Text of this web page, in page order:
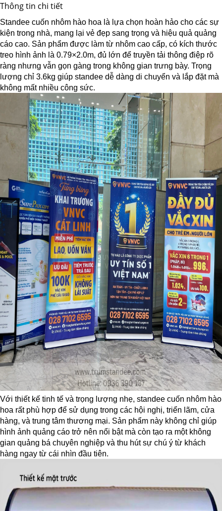
Thông tin chi tiết
Standee cuốn nhôm hào hoa là lựa chọn hoàn hảo cho các sự
kiện trong nhà, mang lại vẻ đẹp sang trọng và hiệu quả quảng
cáo cao. Sản phẩm được làm từ nhôm cao cấp, có kích thước
treo hình ảnh là 0.79×2.0m, đủ lớn để truyền tải thông điệp rõ
ràng nhưng vẫn gọn gàng trong không gian trưng bày. Trọng
lượng chỉ 3.6kg giúp standee dễ dàng di chuyển và lắp đặt mà
không mất nhiều công sức.
Với thiết kế tinh tế và trọng lượng nhẹ, standee cuốn nhôm hào
hoa rất phù hợp để sử dụng trong các hội nghị, triển lãm, cửa
hàng, và trung tâm thương mại. Sản phẩm này không chỉ giúp
hình ảnh quảng cáo trở nên nổi bật mà còn tạo ra một không
gian quảng bá chuyên nghiệp và thu hút sự chú ý từ khách
hàng ngay từ cái nhìn đầu tiên.